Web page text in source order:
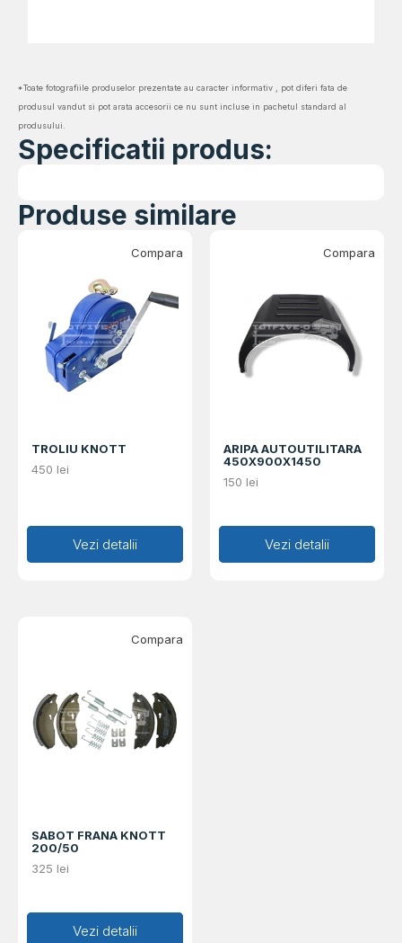
*Toate fotografiile produselor prezentate au caracter informativ , pot diferi fata de
produsul vandut si pot arata accesorii ce nu sunt incluse in pachetul standard al
produsului.
Specificatii produs:
Produse similare
TROLIU KNOTT
450 lei
Adaugă în coș
Vezi detalii
Compara
ARIPA AUTOUTILITARA
450X900X1450
150 lei
Adaugă în coș
Vezi detalii
Compara
SABOT FRANA KNOTT
200/50
325 lei
Adaugă în coș
Vezi detalii
Compara